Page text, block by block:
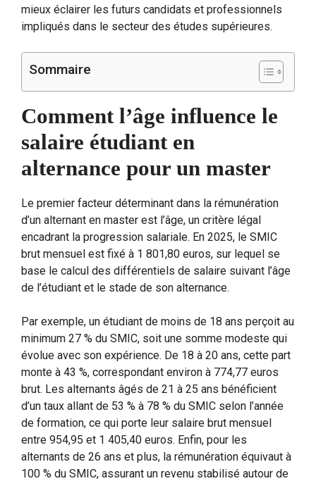
mieux éclairer les futurs candidats et professionnels
impliqués dans le secteur des études supérieures.
Sommaire
Comment l’âge influence le
salaire étudiant en
alternance pour un master
Le premier facteur déterminant dans la rémunération
d’un alternant en master est l’âge, un critère légal
encadrant la progression salariale. En 2025, le SMIC
brut mensuel est fixé à 1 801,80 euros, sur lequel se
base le calcul des différentiels de salaire suivant l’âge
de l’étudiant et le stade de son alternance.
Par exemple, un étudiant de moins de 18 ans perçoit au
minimum 27 % du SMIC, soit une somme modeste qui
évolue avec son expérience. De 18 à 20 ans, cette part
monte à 43 %, correspondant environ à 774,77 euros
brut. Les alternants âgés de 21 à 25 ans bénéficient
d’un taux allant de 53 % à 78 % du SMIC selon l’année
de formation, ce qui porte leur salaire brut mensuel
entre 954,95 et 1 405,40 euros. Enfin, pour les
alternants de 26 ans et plus, la rémunération équivaut à
100 % du SMIC, assurant un revenu stabilisé autour de